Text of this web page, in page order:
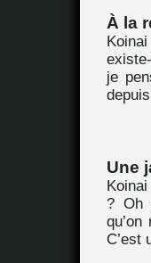
À la
je
Une
? Oh
C’est